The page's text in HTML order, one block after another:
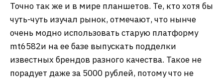
Точно так же и в мире планшетов. Те, кто хотя бы
чуть-чуть изучал рынок, отмечают, что нынче
очень модно использовать старую платформу
mt6582и на ее базе выпускать подделки
известных брендов разного качества. Такое не
порадует даже за 5000 рублей, потому что не